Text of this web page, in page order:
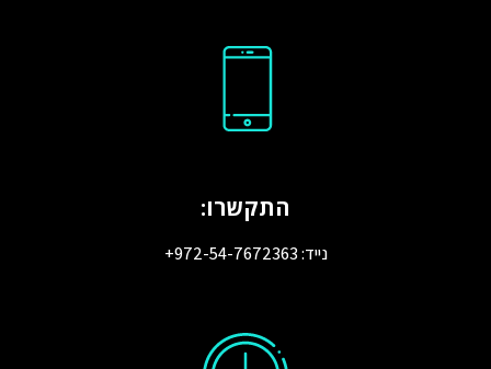
התקשרו:
נייד: 972-54-7672363+